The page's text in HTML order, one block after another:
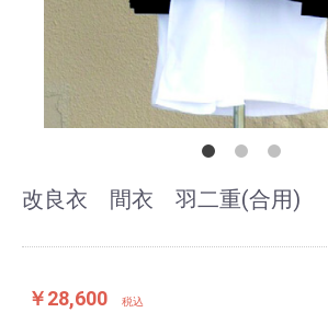
改良衣 間衣 羽二重(合用)
￥28,600 税込